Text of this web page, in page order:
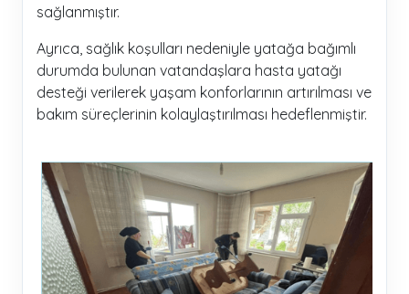
sağlanmıştır.
Ayrıca, sağlık koşulları nedeniyle yatağa bağımlı
durumda bulunan vatandaşlara hasta yatağı
desteği verilerek yaşam konforlarının artırılması ve
bakım süreçlerinin kolaylaştırılması hedeflenmiştir.